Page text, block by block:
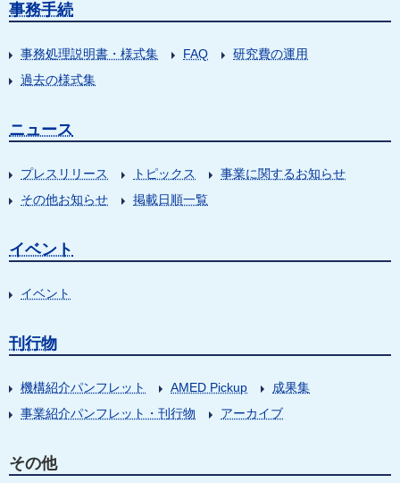
事務手続
事務処理説明書・様式集 FAQ
研究費の運用
過去の様式集
ニュース
プレスリリース トピックス
事業に関するお知らせ
その他お知らせ
掲載日順一覧
イベント
イベント
刊行物
機構紹介パンフレット AMED Pickup
成果集
事業紹介パンフレット・刊行物
アーカイブ
その他